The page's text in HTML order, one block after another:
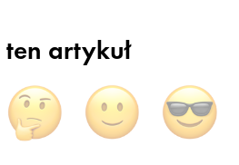
ten artykuł